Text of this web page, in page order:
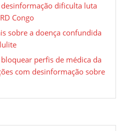
desinformação dificulta luta
Congo
sobre a doença confundida
perfis de médica da
com desinformação sobre